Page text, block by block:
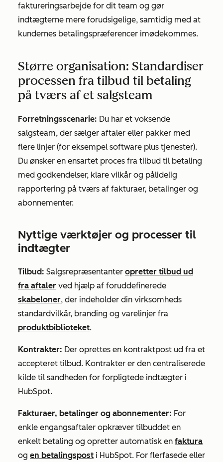
faktureringsarbejde for dit team og gør
indtægterne mere forudsigelige, samtidig med at
kundernes betalingspræferencer imødekommes.
Større organisation: Standardiser
processen fra tilbud til betaling
på tværs af et salgsteam
Forretningsscenarie: Du har et voksende
salgsteam, der sælger aftaler eller pakker med
flere linjer (for eksempel software plus tjenester).
Du ønsker en ensartet proces fra tilbud til betaling
med godkendelser, klare vilkår og pålidelig
rapportering på tværs af fakturaer, betalinger og
abonnementer.
Nyttige værktøjer og processer til
indtægter
Tilbud: Salgsrepræsentanter opretter tilbud ud
fra aftaler ved hjælp af foruddefinerede
skabeloner, der indeholder din virksomheds
standardvilkår, branding og varelinjer fra
produktbiblioteket.
Kontrakter: Der oprettes en kontraktpost ud fra et
accepteret tilbud. Kontrakter er den centraliserede
kilde til sandheden for forpligtede indtægter i
HubSpot.
Fakturaer, betalinger og abonnementer: For
enkle engangsaftaler opkræver tilbuddet en
enkelt betaling og opretter automatisk en faktura
og en betalingspost i HubSpot. For flerfasede eller